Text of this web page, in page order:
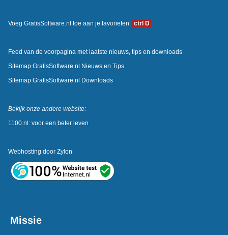
Voeg GratisSoftware.nl toe aan je favorieten: ctrl D
Feed van de voorpagina met laatste nieuws, tips en downloads
Sitemap GratisSoftware.nl Nieuws en Tips
Sitemap GratisSoftware.nl Downloads
Bekijk onze andere website:
1100.nl: voor een beter leven
Webhosting door Zylon
Missie